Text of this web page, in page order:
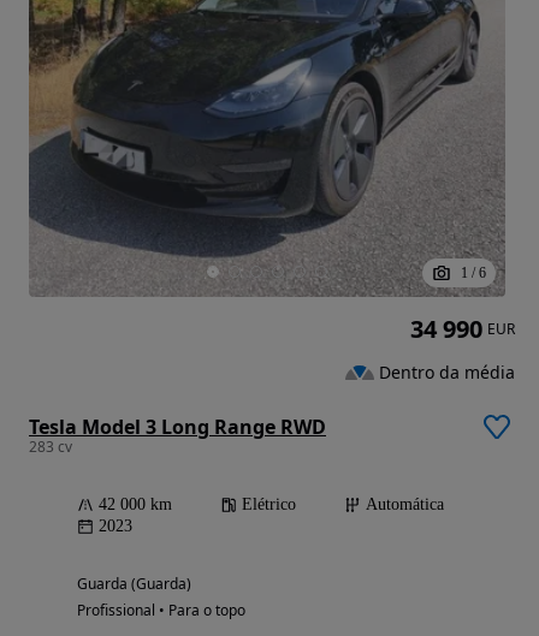
1 / 6
Tesla Model 3 Long Range RWD
283 cv
42 000 km Elétrico
Automática
2023
Guarda (Guarda)
Profissional • Para o topo
34 990 EUR
Dentro da média